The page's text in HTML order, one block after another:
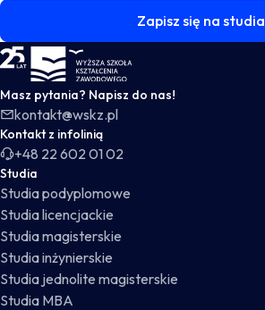
Zapisz się na studia
WSKZ - strona główna
Masz pytania? Napisz do nas!
kontakt@wskz.pl
Kontakt z infolinią
+48 22 602 01 02
Studia
Studia podyplomowe
Studia licencjackie
Studia magisterskie
Studia inżynierskie
Studia jednolite magisterskie
Studia MBA